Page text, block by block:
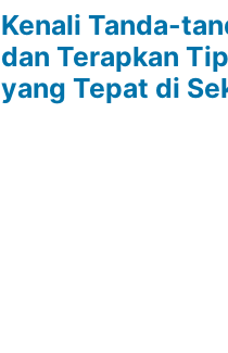
Kenali Tanda-
dan Terapkan
yang Tepat di